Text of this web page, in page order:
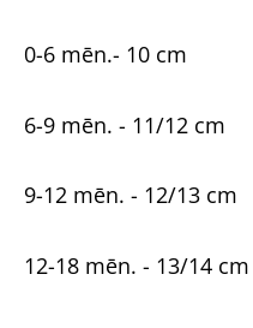
0-6 mēn.- 10 cm
6-9 mēn. - 11/12 cm
9-12 mēn. - 12/13 cm
12-18 mēn. - 13/14 cm